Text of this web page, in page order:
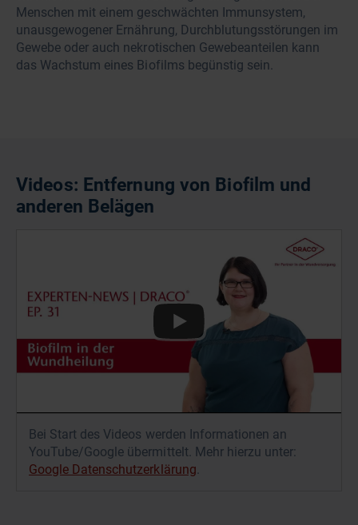
Menschen mit einem geschwächten Immunsystem,
unausgewogener Ernährung, Durchblutungsstörungen im
Gewebe oder auch nekrotischen Gewebeanteilen kann
das Wachstum eines Biofilms begünstig sein.
Videos: Entfernung von Biofilm und
anderen Belägen
Bei Start des Videos werden Informationen an
YouTube/Google übermittelt. Mehr hierzu unter:
Google Datenschutzerklärung.